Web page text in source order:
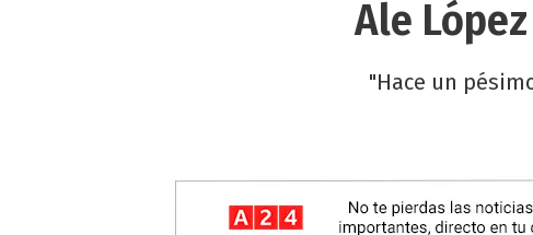
Ale
"Hace un